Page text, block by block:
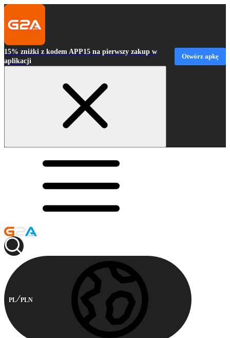
15% zniżki z kodem APP15 na pierwszy zakup w
aplikacji
Otwórz apkę
PL PLN